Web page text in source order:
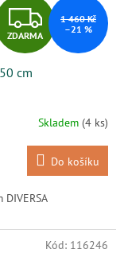
Z
D
R
M
A
ZDARMA
1 460 Kč
–21 %
cm
Skladem (4 ks)
Do košíku
Kód: 116246